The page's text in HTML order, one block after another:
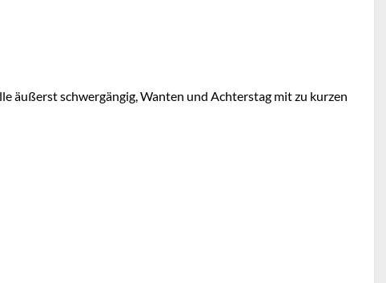
äußerst schwergängig, Wanten und Achterstag mit zu kurzen